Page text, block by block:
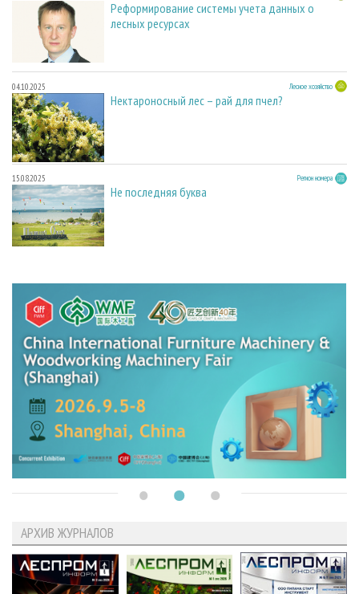
Реформирование системы учета данных о
лесных ресурсах
04.10.2025 Лесное хозяйство
Нектароносный лес – рай для пчел?
15.08.2025 Регион номера
Не последняя буква
АРХИВ ЖУРНАЛОВ